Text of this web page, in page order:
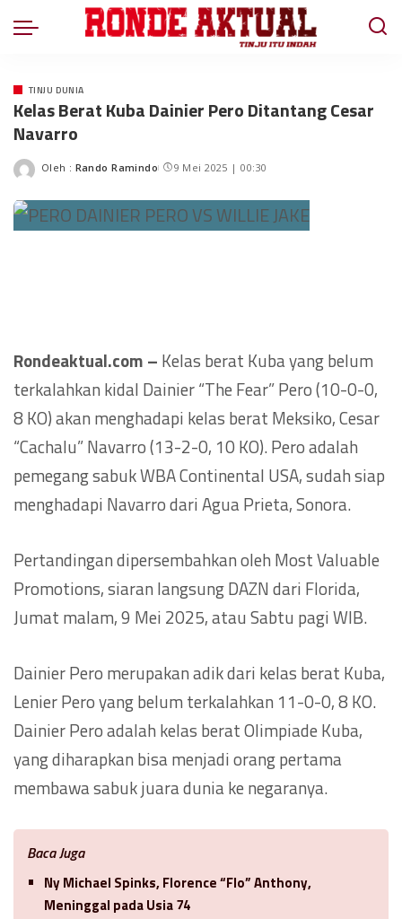
TINJU DUNIA
Kelas Berat Kuba Dainier Pero Ditantang Cesar
Navarro
Oleh : Rando Ramindo 9 Mei 2025 | 00:30
Rondeaktual.com – Kelas berat Kuba yang belum
terkalahkan kidal Dainier “The Fear” Pero (10-0-0,
8 KO) akan menghadapi kelas berat Meksiko, Cesar
“Cachalu” Navarro (13-2-0, 10 KO). Pero adalah
pemegang sabuk WBA Continental USA, sudah siap
menghadapi Navarro dari Agua Prieta, Sonora.
Pertandingan dipersembahkan oleh Most Valuable
Promotions, siaran langsung DAZN dari Florida,
Jumat malam, 9 Mei 2025, atau Sabtu pagi WIB.
Dainier Pero merupakan adik dari kelas berat Kuba,
Lenier Pero yang belum terkalahkan 11-0-0, 8 KO.
Dainier Pero adalah kelas berat Olimpiade Kuba,
yang diharapkan bisa menjadi orang pertama
membawa sabuk juara dunia ke negaranya.
Baca Juga
Ny Michael Spinks, Florence “Flo” Anthony,
Meninggal pada Usia 74